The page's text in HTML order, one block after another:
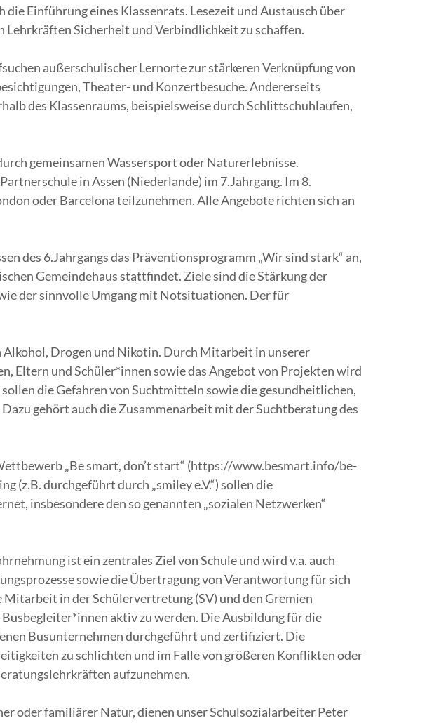
Einführung eines Klassenrats. Lesezeit und Austausch über
Sicherheit und Verbindlichkeit zu schaffen.
außerschulischer Lernorte zur stärkeren Verknüpfung von
Theater- und Konzertbesuche. Andererseits
des Klassenraums, beispielsweise durch Schlittschuhlaufen,
gemeinsamen Wassersport oder Naturerlebnisse.
in Assen (Niederlande) im 7.Jahrgang. Im 8.
oder Barcelona teilzunehmen. Alle Angebote richten sich an
des 6.Jahrgangs das Präventionsprogramm „Wir sind stark“ an,
Gemeindehaus stattfindet. Ziele sind die Stärkung der
der sinnvolle Umgang mit Notsituationen. Der für
Drogen und Nikotin. Durch Mitarbeit in unserer
Eltern und Schüler*innen sowie das Angebot von Projekten wird
die Gefahren von Suchtmitteln sowie die gesundheitlichen,
gehört auch die Zusammenarbeit mit der Suchtberatung des
„Be smart, don’t start“ (https://www.besmart.info/be-
(z.B. durchgeführt durch „smiley e.V.“) sollen die
insbesondere den so genannten „sozialen Netzwerken“
ist ein zentrales Ziel von Schule und wird v.a. auch
sowie die Übertragung von Verantwortung für sich
in der Schülervertretung (SV) und den Gremien
aktiv zu werden. Die Ausbildung für die
Busunternehmen durchgeführt und zertifiziert. Die
zu schlichten und im Falle von größeren Konflikten oder
aufzunehmen.
oder familiärer Natur, dienen unser Schulsozialarbeiter Peter